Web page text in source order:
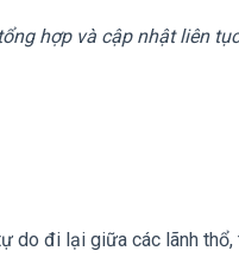
hợp và cập nhật liên
do đi lại giữa các lãnh thổ,